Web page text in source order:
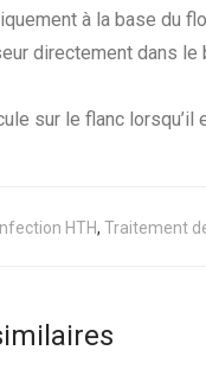
à la base du
directement dans le
sur le flanc lorsqu’il
HTH, Traitement